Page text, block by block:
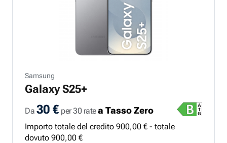
Samsung
Galaxy S25+
Da 30 €per 30 ratea Tasso Zero
Importo totale del credito 900,00 € - totale
dovuto 900,00 €